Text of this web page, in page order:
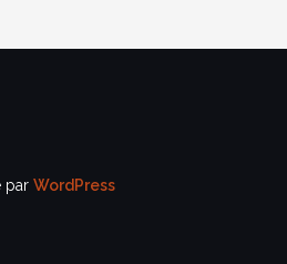
par WordPress